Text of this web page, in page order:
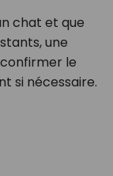
chat et que
une
le
si nécessaire.